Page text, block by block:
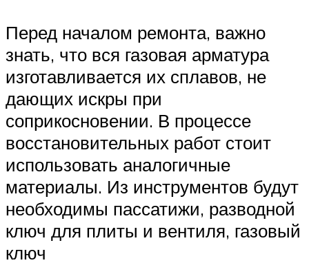
Перед началом ремонта, важно
знать, что вся газовая арматура
изготавливается их сплавов, не
дающих искры при
соприкосновении. В процессе
восстановительных работ стоит
использовать аналогичные
материалы. Из инструментов будут
необходимы пассатижи, разводной
ключ для плиты и вентиля, газовый
ключ